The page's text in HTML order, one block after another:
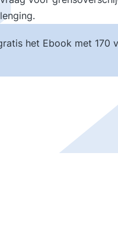
het Ebook met 170